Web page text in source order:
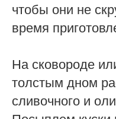
чтобы они не
время
На сковороде
толстым дном
сливочного и